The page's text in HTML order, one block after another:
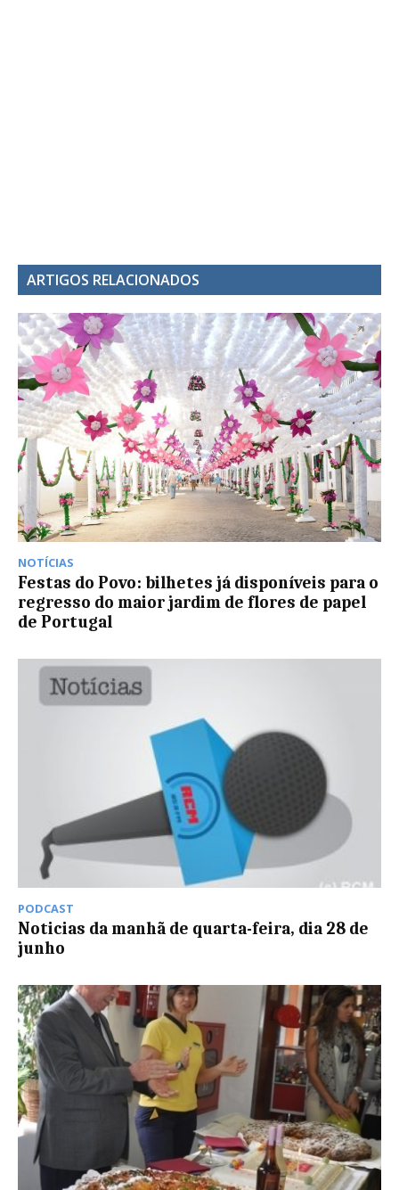
ARTIGOS RELACIONADOS
NOTÍCIAS
Festas do Povo: bilhetes já disponíveis para o
regresso do maior jardim de flores de papel
de Portugal
PODCAST
Noticias da manhã de quarta-feira, dia 28 de
junho